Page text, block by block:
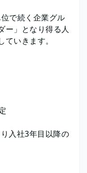
で続く企業グル
ー」となり得る人
いきます。
入社3年目以降の